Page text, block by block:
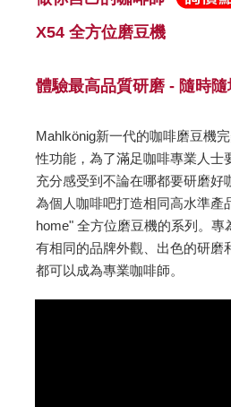
X54 全方位磨豆機
體驗最高品質研磨 - 隨時隨
Mahlkönig新一代的咖啡磨豆機
性功能，為了滿足咖啡專業人士
充分感受到不論在哪都要研磨好
為個人咖啡吧打造相同高水準產
home" 全方位磨豆機的系列。專
有相同的品牌外觀、出色的研磨
都可以成為專業咖啡師。